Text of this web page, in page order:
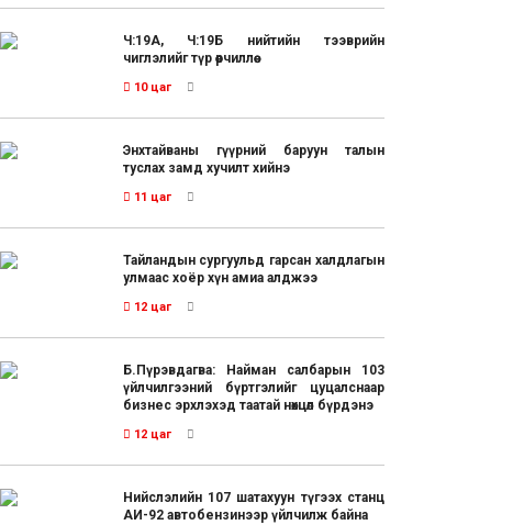
Ч:19А, Ч:19Б нийтийн тээврийн
чиглэлийг түр өөрчиллөө
10 цаг
Энхтайваны гүүрний баруун талын
туслах замд хучилт хийнэ
11 цаг
Тайландын сургуульд гарсан халдлагын
улмаас хоёр хүн амиа алджээ
12 цаг
Б.Пүрэвдагва: Найман салбарын 103
үйлчилгээний бүртгэлийг цуцалснаар
бизнес эрхлэхэд таатай нөхцөл бүрдэнэ
12 цаг
Нийслэлийн 107 шатахуун түгээх станц
АИ-92 автобензинээр үйлчилж байна